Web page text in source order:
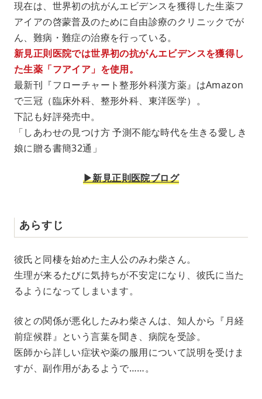
現在は、世界初の抗がんエビデンスを獲得した生薬フ
アイアの啓蒙普及のために自由診療のクリニックでが
ん、難病・難症の治療を行っている。
新見正則医院では世界初の抗がんエビデンスを獲得し
た生薬「フアイア」を使用。
最新刊『フローチャート整形外科漢方薬』はAmazon
で三冠（臨床外科、整形外科、東洋医学）。
下記も好評発売中。
「しあわせの見つけ方 予測不能な時代を生きる愛しき
娘に贈る書簡32通」
▶︎新見正則医院ブログ
あらすじ
彼氏と同棲を始めた主人公のみわ柴さん。
生理が来るたびに気持ちが不安定になり、彼氏に当た
るようになってしまいます。
彼との関係が悪化したみわ柴さんは、知人から『月経
前症候群』という言葉を聞き、病院を受診。
医師から詳しい症状や薬の服用について説明を受けま
すが、副作用があるようで……。